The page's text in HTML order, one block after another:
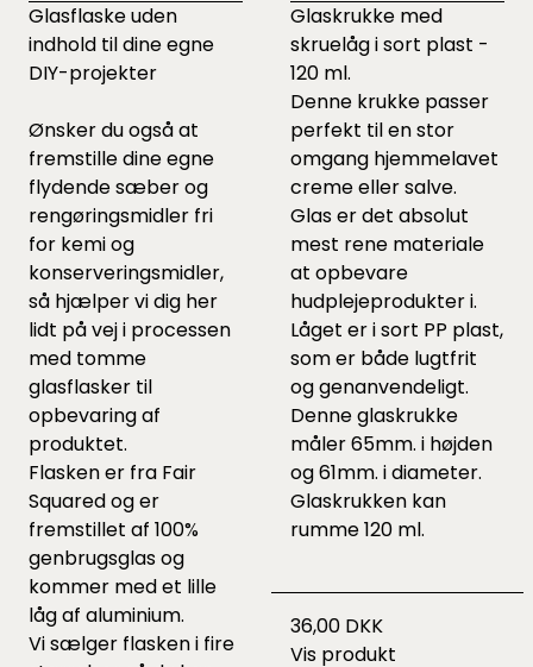
Glasflaske uden
indhold til dine egne
DIY-projekter
Ønsker du også at
fremstille dine egne
flydende sæber og
rengøringsmidler fri
for kemi og
konserveringsmidler,
så hjælper vi dig her
lidt på vej i processen
med tomme
glasflasker til
opbevaring af
produktet.
Flasken er fra Fair
Squared og er
fremstillet af 100%
genbrugsglas og
kommer med et lille
låg af aluminium.
Vi sælger flasken i fire
Glaskrukke med
skruelåg i sort plast -
120 ml.
Denne krukke passer
perfekt til en stor
omgang hjemmelavet
creme eller salve.
Glas er det absolut
mest rene materiale
at opbevare
hudplejeprodukter i.
Låget er i sort PP plast,
som er både lugtfrit
og genanvendeligt.
Denne glaskrukke
måler 65mm. i højden
og 61mm. i diameter.
Glaskrukken kan
rumme 120 ml.
36,00 DKK
Vis produkt